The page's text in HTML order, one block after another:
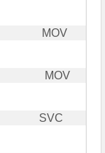
MOV
MOV
SVC